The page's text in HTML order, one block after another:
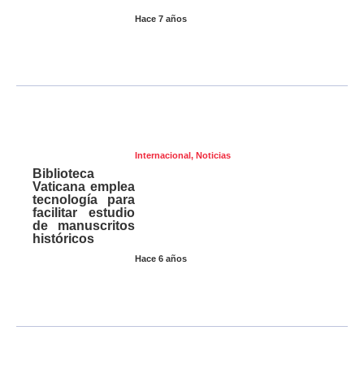
Hace 7 años
Internacional , Noticias
Hace 6 años
Biblioteca
Vaticana emplea
tecnología para
facilitar estudio
de manuscritos
históricos